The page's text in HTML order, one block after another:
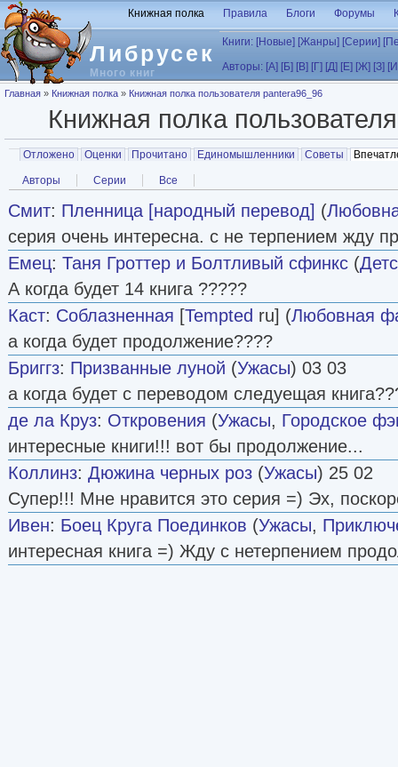
Перейти к основному содержанию
Либрусек
Много книг
Книжная полка Правила Блоги Форумы
Книги: [Новые] [Жанры] [Серии]
Авторы: [А] [Б] [В] [Г] [Д] [Е] [Ж] [З]
Вы здесь
Главная » Книжная полка » Книжная полка пользователя pantera96_96
Книжная полка
Главные вкладки
Отложено Оценки Прочитано Единомышленники Советы
Вторичные вкладки
Авторы Серии Все
Смит: Пленница [народный перевод] (
серия очень интересна. с не терпением жду
Емец: Таня Гроттер и Болтливый сфинкс (
А когда будет 14 книга ?????
Каст: Соблазненная [Tempted ru] (Любовная
а когда будет продолжение????
Бриггз: Призванные луной (Ужасы) 03 03
а когда будет с переводом следуещая
де ла Круз: Откровения (Ужасы, Городское
интересные книги!!! вот бы продолжение...
Коллинз: Дюжина черных роз (Ужасы) 25 02
Супер!!! Мне нравится это серия =) Эх,
Ивен: Боец Круга Поединков (Ужасы,
интересная книга =) Жду с нетерпением